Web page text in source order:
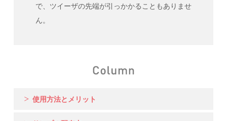
で、ツイーザの先端が引っかかることもありませ
ん。
使用方法とメリット